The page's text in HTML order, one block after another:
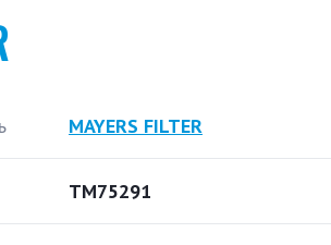
MAYERS FILTER
TM75291